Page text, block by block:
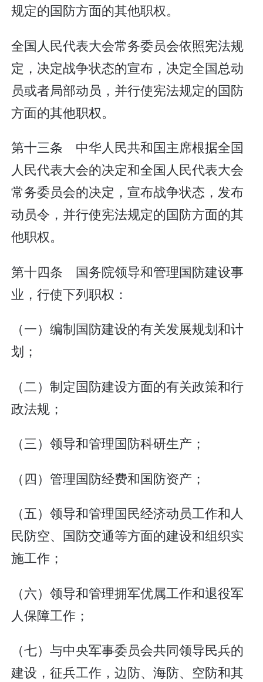
规定的国防方面的其他职权。
全国人民代表大会常务委员会依照宪法规
定，决定战争状态的宣布，决定全国总动
员或者局部动员，并行使宪法规定的国防
方面的其他职权。
第十三条 中华人民共和国主席根据全国
人民代表大会的决定和全国人民代表大会
常务委员会的决定，宣布战争状态，发布
动员令，并行使宪法规定的国防方面的其
他职权。
第十四条 国务院领导和管理国防建设事
业，行使下列职权：
（一）编制国防建设的有关发展规划和计
划；
（二）制定国防建设方面的有关政策和行
政法规；
（三）领导和管理国防科研生产；
（四）管理国防经费和国防资产；
（五）领导和管理国民经济动员工作和人
民防空、国防交通等方面的建设和组织实
施工作；
（六）领导和管理拥军优属工作和退役军
人保障工作；
（七）与中央军事委员会共同领导民兵的
建设，征兵工作，边防、海防、空防和其